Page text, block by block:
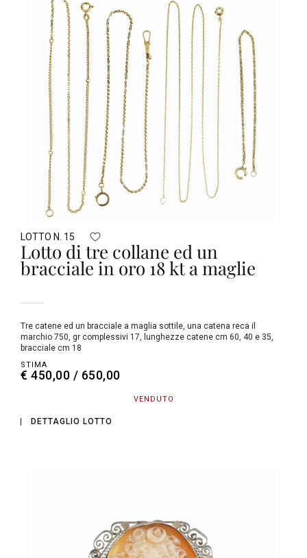
LOTTO N. 15
Lotto di tre collane ed un
bracciale in oro 18 kt a maglie
Tre catene ed un bracciale a maglia sottile, una catena reca il
marchio 750, gr complessivi 17, lunghezze catene cm 60, 40 e 35,
bracciale cm 18
STIMA
€ 450,00 / 650,00
VENDUTO
DETTAGLIO LOTTO